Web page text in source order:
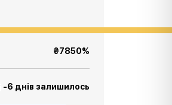
₴7850%
-6 днів залишилось